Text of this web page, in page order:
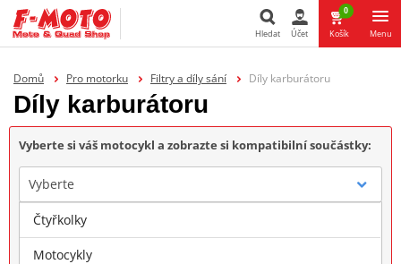
Hledat Účet
0
Košík Menu
Domů Pro motorku Filtry a díly sání Díly karburátoru
Díly karburátoru
Vyberte si váš motocykl a zobrazte si kompatibilní součástky:
Vyberte
Značka
Čtyřkolky
Motocykly